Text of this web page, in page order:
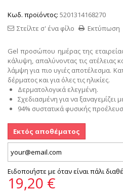
Κωδ. προϊόντος: 5201314168270
Εκτύπωση
Στείλτε σ' ένα φίλο
Gel προσώπου ημέρας της
κάλυψη, απαλύνοντας τις ατέλειας
λάμψη για πιο υγιές αποτέλεσμα.
δέρματος και για όλες τις ηλικίες.
Δερματολογικά ελεγμένη.
Σχεδιασμένη για να ξαναγεμίζει
94% συστατικά φυσικής
Εκτός αποθέματος
Ειδοποιήστε με όταν είναι πάλι
19,20 €